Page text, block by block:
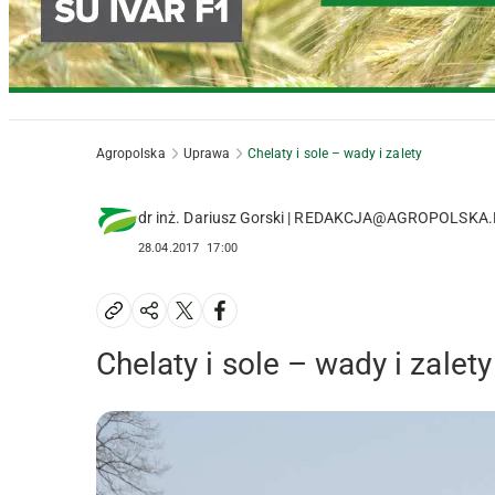
Agropolska Uprawa Chelaty i sole – wady i zalety
dr inż. Dariusz Gorski |
28.04.2017 17:00
Chelaty i sole – wady i zalety